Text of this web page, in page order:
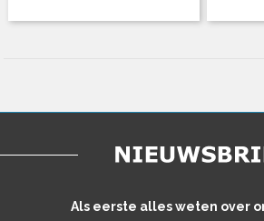
Als eerste alles weten over